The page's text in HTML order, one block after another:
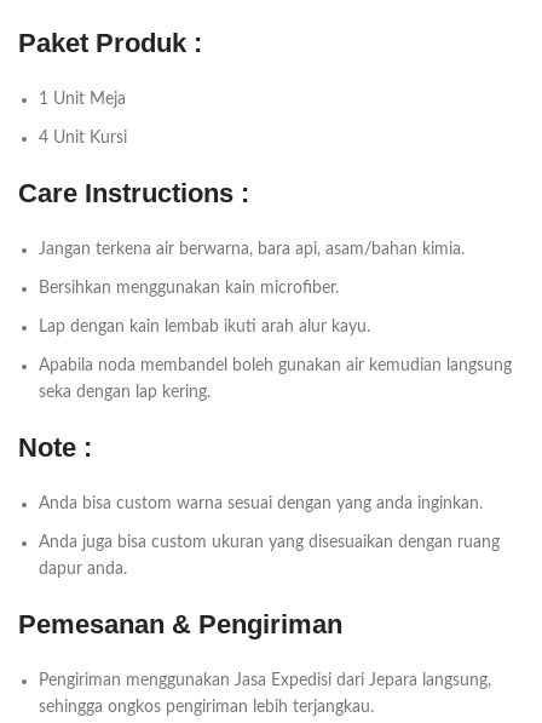
Paket Produk :
1 Unit Meja
4 Unit Kursi
Care Instructions :
Jangan terkena air berwarna, bara api, asam/bahan kimia.
Bersihkan menggunakan kain microfiber.
Lap dengan kain lembab ikuti arah alur kayu.
Apabila noda membandel boleh gunakan air kemudian langsung
seka dengan lap kering.
Note :
Anda bisa custom warna sesuai dengan yang anda inginkan.
Anda juga bisa custom ukuran yang disesuaikan dengan ruang
dapur anda.
Pemesanan & Pengiriman
Pengiriman menggunakan Jasa Expedisi dari Jepara langsung,
sehingga ongkos pengiriman lebih terjangkau.